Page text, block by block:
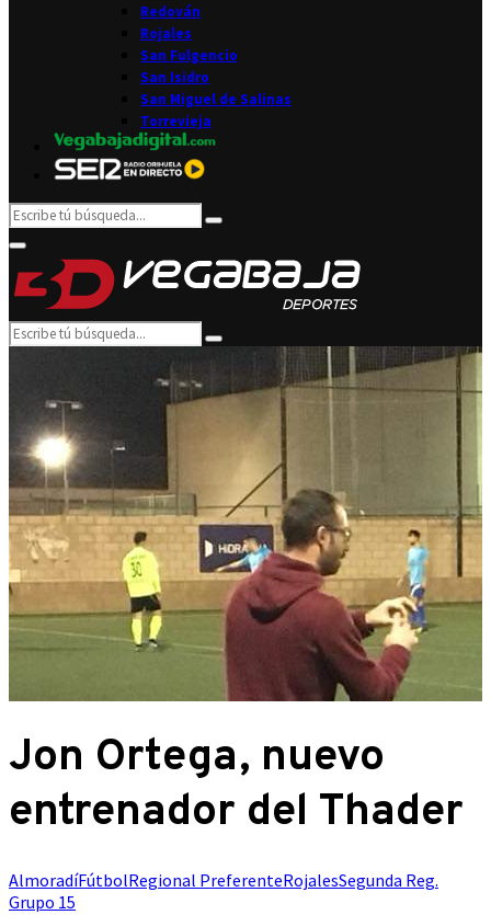
Redován
Rojales
San Fulgencio
San Isidro
San Miguel de Salinas
Torrevieja
Search
for:
Search
Primary
Menu
Search
for:
Search
Jon Ortega, nuevo
entrenador del Thader
AlmoradíFútbolRegional PreferenteRojalesSegunda Reg.
Grupo 15